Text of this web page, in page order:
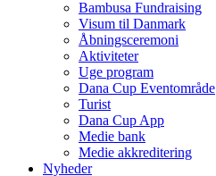
Bambusa Fundraising
Visum til Danmark
Åbningsceremoni
Aktiviteter
Uge program
Dana Cup Eventområde
Turist
Dana Cup App
Medie bank
Medie akkreditering
Nyheder